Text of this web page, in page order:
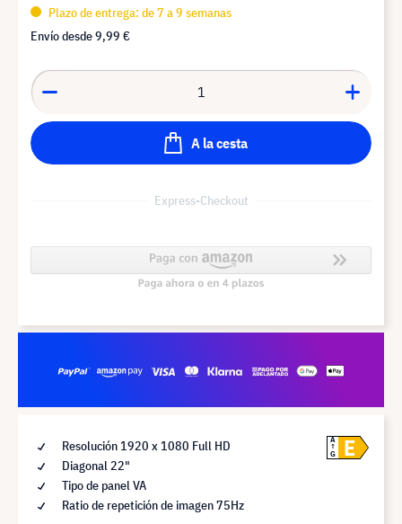
Plazo de entrega: de 7 a 9 semanas
Envío desde9,99 €
A la cesta
Express-Checkout
Resolución 1920 x 1080 Full HD
Diagonal 22"
Tipo de panel VA
Ratio de repetición de imagen 75Hz
A
G
E